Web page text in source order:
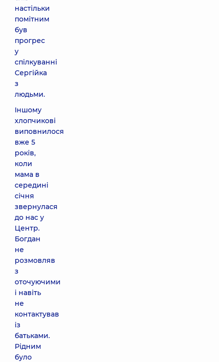
настільки
помітним
був
прогрес
у
спілкуванні
Сергійка
з
людьми.
Іншому
хлопчикові
виповнилося
вже 5
років,
коли
мама в
середині
січня
звернулася
до нас у
Центр.
Богдан
не
розмовляв
з
оточуючими
і навіть
не
контактував
із
батьками.
Рідним
було